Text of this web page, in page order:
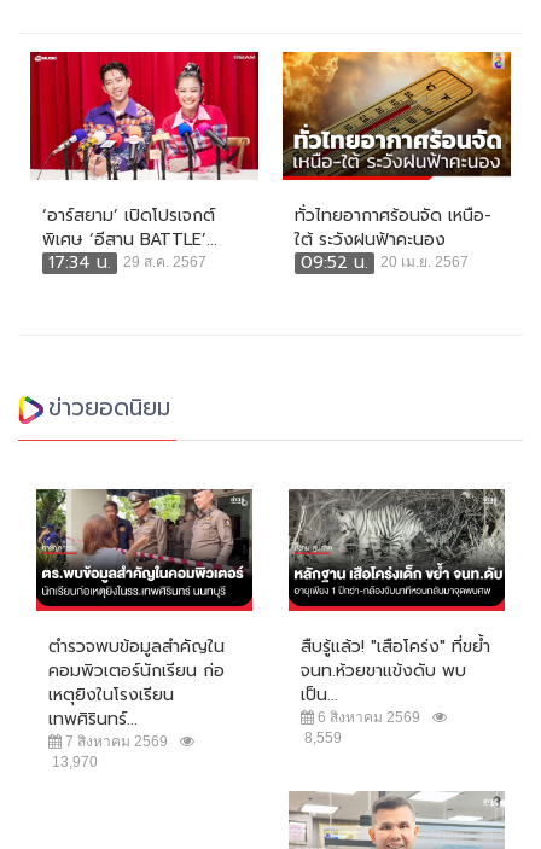
‘อาร์สยาม’ เปิดโปรเจกต์
พิเศษ ‘อีสาน BATTLE’...
17:34 น.
29 ส.ค. 2567
ทั่วไทยอากาศร้อนจัด เหนือ-
ใต้ ระวังฝนฟ้าคะนอง
09:52 น.
20 เม.ย. 2567
ข่าวยอดนิยม
ตำรวจพบข้อมูลสำคัญใน
คอมพิวเตอร์นักเรียน ก่อ
เหตุยิงในโรงเรียน
เทพศิรินทร์...
7 สิงหาคม 2569
13,970
สืบรู้แล้ว! "เสือโคร่ง" ที่ขย้ำ
จนท.ห้วยขาแข้งดับ พบ
เป็น...
6 สิงหาคม 2569
8,559